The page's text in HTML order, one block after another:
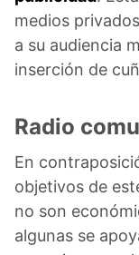
medios
a su audiencia
inserción de
Radio
En
objetivos de
no son
algunas se